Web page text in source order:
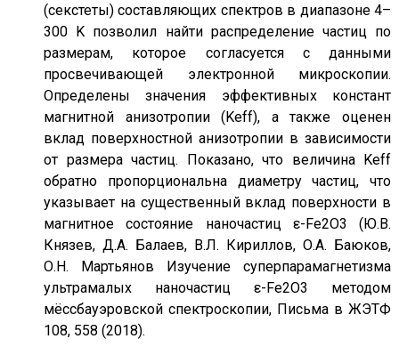
(секстеты) составляющих спектров в диапазоне 4–
300 K позволил найти распределение частиц по
размерам, которое согласуется с данными
просвечивающей электронной микроскопии.
Определены значения эффективных констант
магнитной анизотропии (Keff), а также оценен
вклад поверхностной анизотропии в зависимости
от размера частиц. Показано, что величина Keff
обратно пропорциональна диаметру частиц, что
указывает на существенный вклад поверхности в
магнитное состояние наночастиц ε-Fe2O3 (Ю.В.
Князев, Д.А. Балаев, В.Л. Кириллов, О.А. Баюков,
О.Н. Мартьянов Изучение суперпарамагнетизма
ультрамалых наночастиц ε-Fe2O3 методом
мёссбауэровской спектроскопии, Письма в ЖЭТФ
108, 558 (2018).